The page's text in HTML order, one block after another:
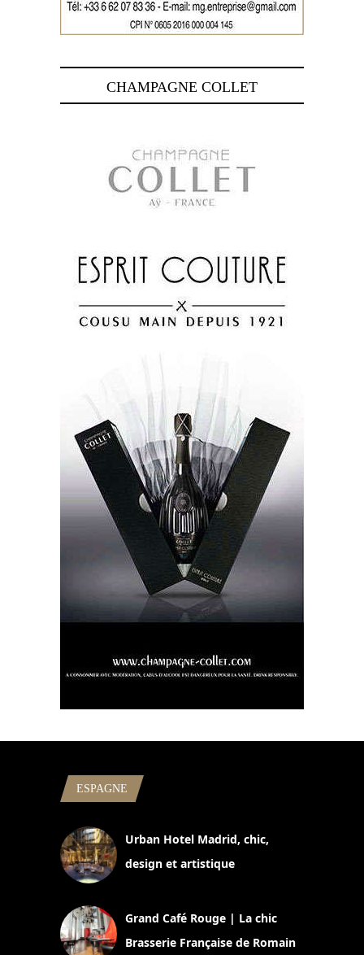
CHAMPAGNE COLLET
ESPAGNE
Urban Hotel Madrid, chic,
design et artistique
Grand Café Rouge | La chic
Brasserie Française de Romain